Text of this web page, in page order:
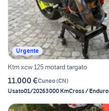
Urgente
Ktm xcw 125 motard targato
11.000 €Cuneo(CN)
Usato01/20263000 KmCross / Enduro